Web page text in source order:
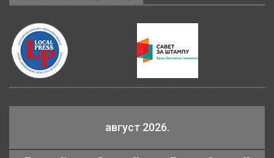
август 2026.